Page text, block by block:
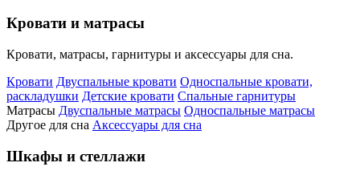
Кровати и матрасы
Кровати, матрасы, гарнитуры и аксессуары для сна.
Кровати Двуспальные кровати Односпальные кровати,
раскладушки Детские кровати Спальные гарнитуры
Матрасы Двуспальные матрасы Односпальные матрасы
Другое для сна Аксессуары для сна
Шкафы и стеллажи